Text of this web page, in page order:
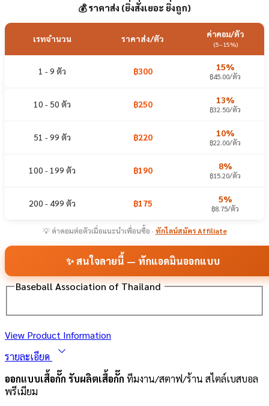
💰 ราคาส่ง (ยิ่งสั่งเยอะ ยิ่งถูก)
เรทจำนวน ราคาส่ง/ตัว ค่าคอม/ตัว
(5–15%)
1 - 9 ตัว ฿300 15%
฿45.00/ตัว
10 - 50 ตัว ฿250 13%
฿32.50/ตัว
51 - 99 ตัว ฿220 10%
฿22.00/ตัว
100 - 199 ตัว ฿190 8%
฿15.20/ตัว
200 - 499 ตัว ฿175 5%
฿8.75/ตัว
💡 ค่าคอมต่อตัวเมื่อแนะนำเพื่อนซื้อ · ทักไลน์สมัคร Affiliate
✨ สนใจลายนี้ — ทักแอดมินออกแบบ
Baseball Association of Thailand
View Product Information
รายละเอียด
ออกแบบเสื้อกั๊ก รับผลิตเสื้อกั๊ก ทีมงาน/สตาฟ/ร้าน สไตล์เบสบอล
พรีเมียม